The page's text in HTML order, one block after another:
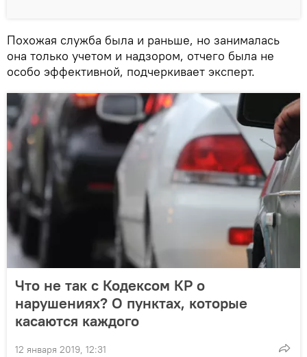
Похожая служба была и раньше, но занималась
она только учетом и надзором, отчего была не
особо эффективной, подчеркивает эксперт.
Что не так с Кодексом КР о
нарушениях? О пунктах, которые
касаются каждого
12 января 2019, 12:31